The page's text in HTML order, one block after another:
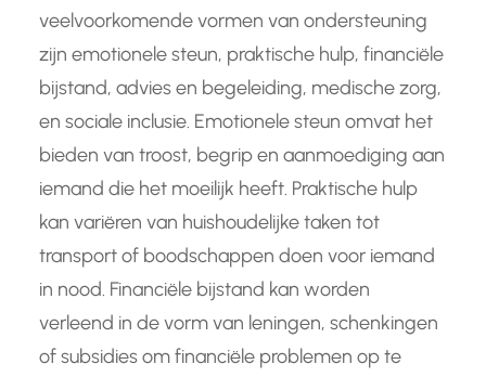
veelvoorkomende vormen van ondersteuning
zijn emotionele steun, praktische hulp, financiële
bijstand, advies en begeleiding, medische zorg,
en sociale inclusie. Emotionele steun omvat het
bieden van troost, begrip en aanmoediging aan
iemand die het moeilijk heeft. Praktische hulp
kan variëren van huishoudelijke taken tot
transport of boodschappen doen voor iemand
in nood. Financiële bijstand kan worden
verleend in de vorm van leningen, schenkingen
of subsidies om financiële problemen op te